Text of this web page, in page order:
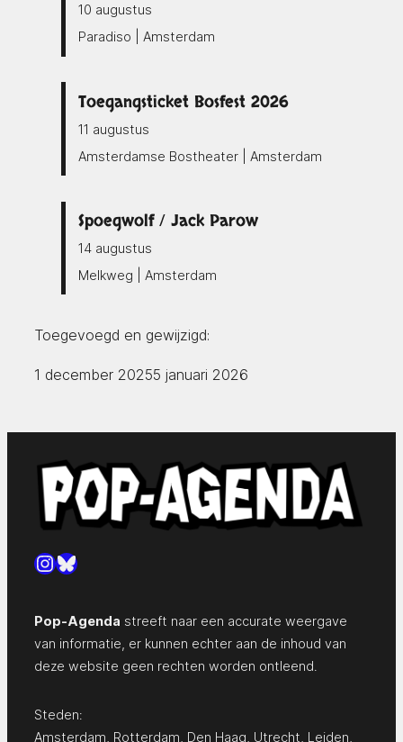
10 augustus
Paradiso | Amsterdam
Toegangsticket Bosfest 2026
11 augustus
Amsterdamse Bostheater | Amsterdam
Spoegwolf / Jack Parow
14 augustus
Melkweg | Amsterdam
Toegevoegd en gewijzigd:
1 december 20255 januari 2026
Instagram
Bluesky
Pop-Agenda streeft naar een accurate weergave
van informatie, er kunnen echter aan de inhoud van
deze website geen rechten worden ontleend.
Steden:
Amsterdam Rotterdam Den Haag Utrecht Leiden